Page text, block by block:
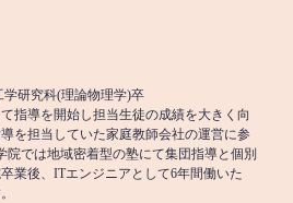
研究科(理論物理学)卒
指導を開始し担当生徒の成績を大きく向
を担当していた家庭教師会社の運営に参
院では地域密着型の塾にて集団指導と個別
業後、ITエンジニアとして6年間働いた